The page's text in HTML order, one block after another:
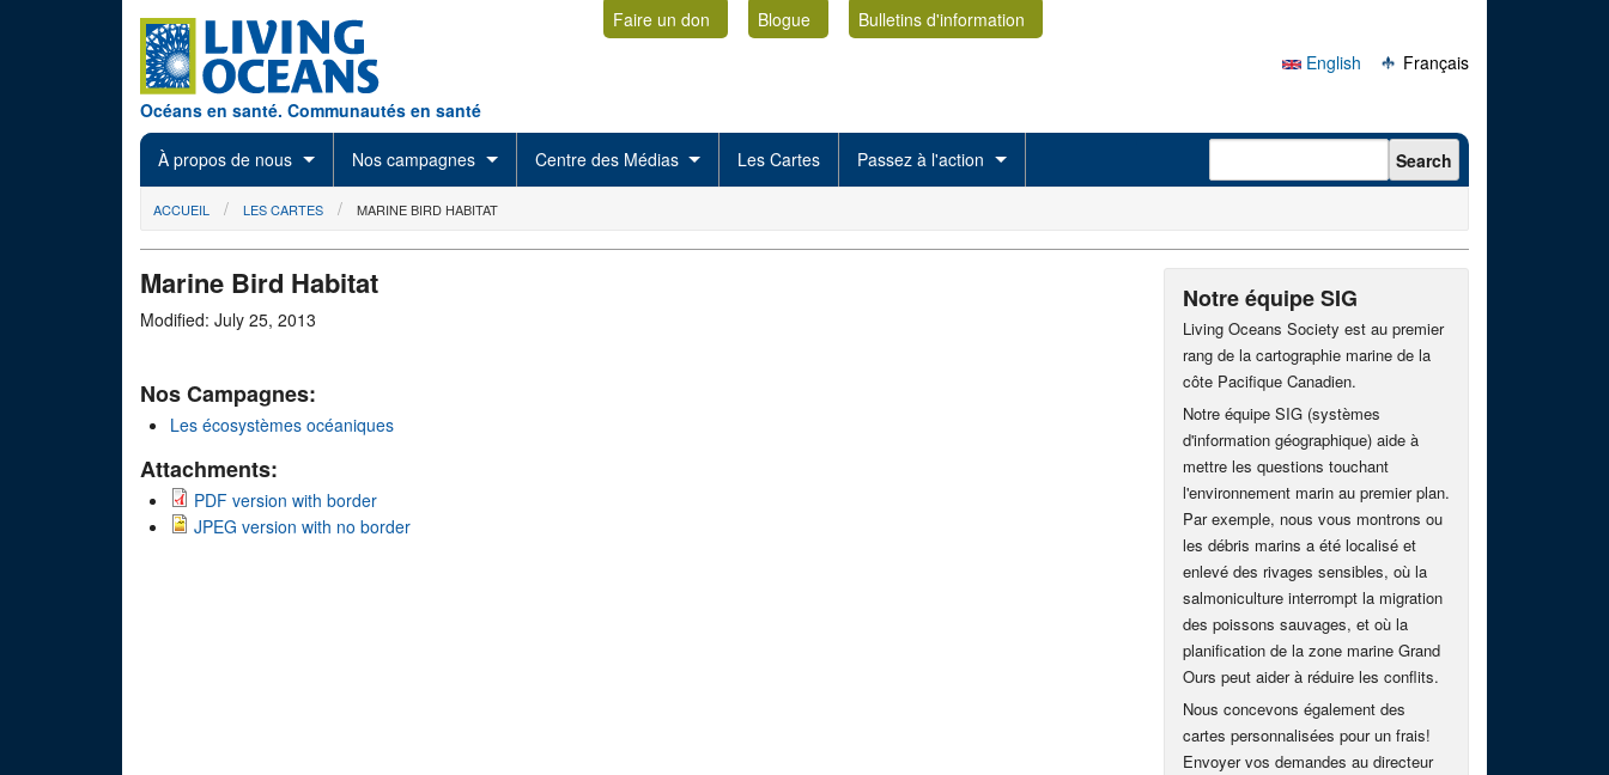
Océans en santé. Communautés en santé
Faire un don Blogue
Bulletins d'information
English
Français
À propos de nous Nos campagnes Centre des Médias Les Cartes Passez à l'action Search form Search
You are here
ACCUEIL LES CARTES MARINE BIRD HABITAT
Marine Bird Habitat
Modified: July 25, 2013
Nos Campagnes:
Les écosystèmes océaniques
Attachments:
PDF version with border
JPEG version with no border
Notre équipe SIG
Living Oceans Society est au premier
rang de la cartographie marine de la
côte Pacifique Canadien.
Notre équipe SIG (systèmes
d'information géographique) aide à
mettre les questions touchant
l'environnement marin au premier plan.
Par exemple, nous vous montrons ou
les débris marins a été localisé et
enlevé des rivages sensibles, où la
salmoniculture interrompt la migration
des poissons sauvages, et où la
planification de la zone marine Grand
Ours peut aider à réduire les conflits.
Nous concevons également des
cartes personnalisées pour un frais!
Envoyer vos demandes au directeur